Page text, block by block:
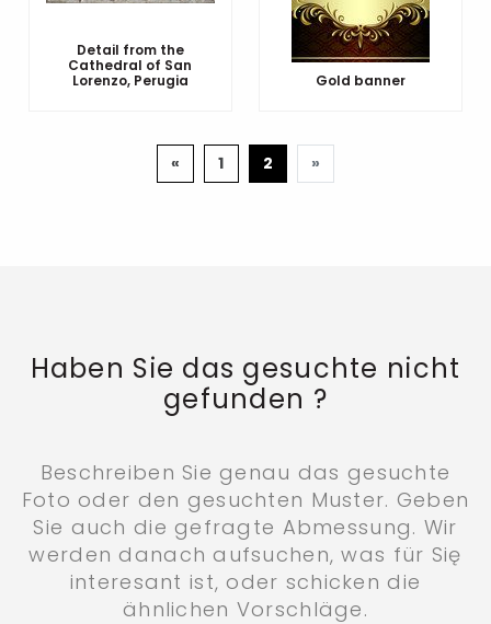
Detail from the
Cathedral of San
Lorenzo, Perugia
Gold banner
« Zurück
1 2 »
Haben Sie das gesuchte nicht
gefunden ?
Beschreiben Sie genau das gesuchte
Foto oder den gesuchten Muster. Geben
Sie auch die gefragte Abmessung. Wir
werden danach aufsuchen, was für Się
interesant ist, oder schicken die
ähnlichen Vorschläge.